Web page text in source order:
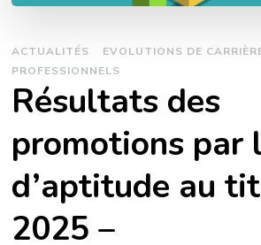
ACTUALITÉS EVOLUTIONS DE
PROFESSIONNELS
Résultats des
promotions par
d’aptitude au
2025 –